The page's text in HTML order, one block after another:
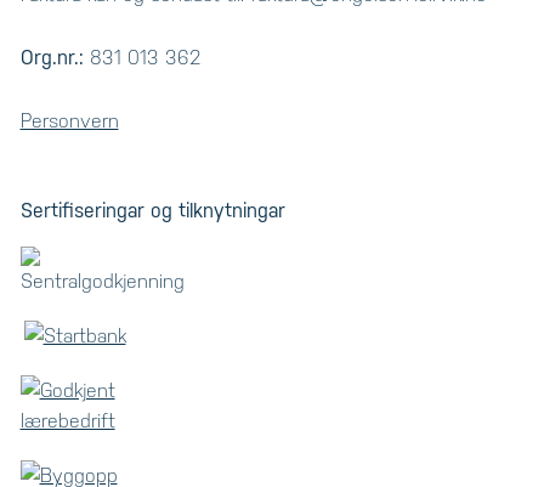
Org.nr.: 831 013 362
Personvern
Sertifiseringar og tilknytningar